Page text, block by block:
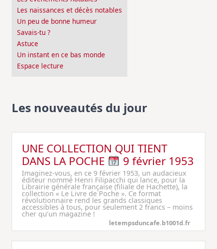
Les naissances et décès notables
Un peu de bonne humeur
Savais-tu ?
Astuce
Un instant en ce bas monde
Espace lecture
Les nouveautés du jour
UNE COLLECTION QUI TIENT
DANS LA POCHE
9 février 1953
Imaginez-vous, en ce 9 février 1953, un audacieux
éditeur nommé Henri Filipacchi qui lance, pour la
Librairie générale française (filiale de Hachette), la
collection « Le Livre de Poche ». Ce format
révolutionnaire rend les grands classiques
accessibles à tous, pour seulement 2 francs – moins
cher qu’un magazine !
letempsduncafe.b1001d.fr